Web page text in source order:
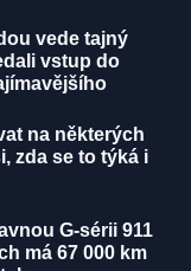
vede tajný
vstup do
na některých
zda se to týká i
G-sérii 911
má 67 000 km